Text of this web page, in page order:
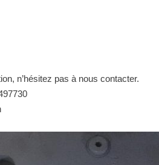
n’hésitez pas à nous contacter.